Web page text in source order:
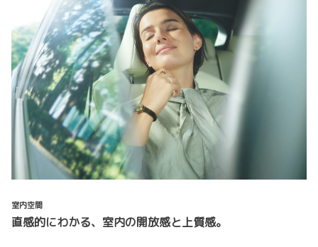
室内空間
直感的にわかる、室内の開放感と上質感。